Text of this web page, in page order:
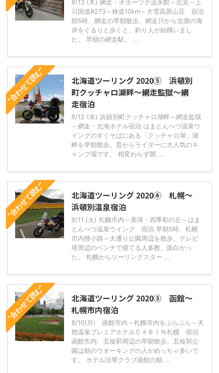
8/13 (木) 網走・オホーツク流氷館～北見～上
川国道R273～林道10km～大雪高原山荘 宿泊
朝5時、網走の早朝散歩。網走川から北側の海
岸をぐるりと歩くと、釣り人が結構いまし
た。 早朝の網走駅。 ...
”合わせて読む”
北海道ツーリング 2020⑤ 浜頓別
町クッチャロ湖畔～網走監獄～網
走宿泊
8/12 (水) 浜頓別町クッチャロ湖畔～網走監獄
～網走・北海ホテル宿泊 はまとんべつ温泉ウ
イングのすぐそばにある「クッチャロ湖」湖
畔を早朝散歩。昔からライダーに大人気のキ
ャンプ場です。 相変わらず開 ...
”合わせて読む”
北海道ツーリング 2020④ 札幌～
浜頓別温泉宿泊
8/11 (火) 札幌市内～美瑛・四季彩の丘～はま
とんべつ温泉ウイング 宿泊 早朝5時、札幌
市内狸小路～大通り公園周辺を散歩。テレビ
塔周辺のベンチで寝てる人多数、面白かっ
た。 札幌からツーリングスター ...
”合わせて読む”
北海道ツーリング 2020③ 函館～
札幌市内宿泊
8/10(月) 函館市内～札幌市内をぶらぶら～天
然温泉プレミアホテルＣＡＢＩＮ札幌 宿泊
函館市内、五稜郭周辺の早朝散歩。五稜郭公
園は朝のウオーキングの人がめっちゃ多いで
す。 ホテル法華クラブ函館の朝 ...